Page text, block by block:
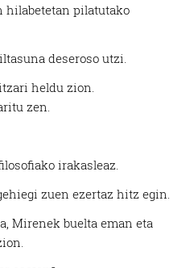
hilabetetan pilatutako
deseroso utzi.
heldu zion.
zen.
irakasleaz.
zuen ezertaz hitz egin.
Mirenek buelta eman eta